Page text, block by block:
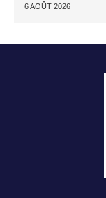
6 AOÛT 2026